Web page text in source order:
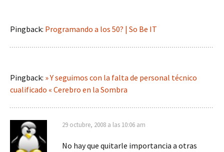
Pingback: Programando a los 50? | So Be IT
Pingback: » Y seguimos con la falta de personal técnico
cualificado « Cerebro en la Sombra
29 octubre, 2008 a las 10:06 am
No hay que quitarle importancia a otras